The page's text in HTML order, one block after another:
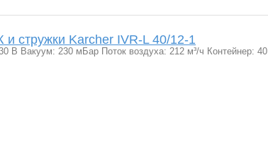
стружки Karcher IVR-L 40/12-1
В Вакуум: 230 мБар Поток воздуха: 212 м³/ч Контейнер: 40